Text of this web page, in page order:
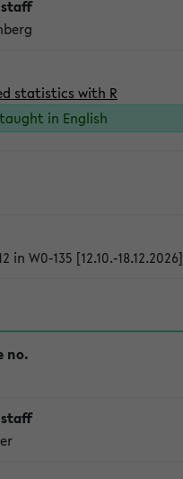
statistics with R
in English
in W0-135 [12.10.-18.12.2026]